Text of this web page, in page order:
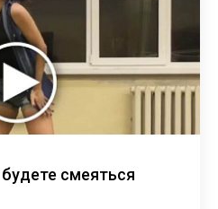
смеяться